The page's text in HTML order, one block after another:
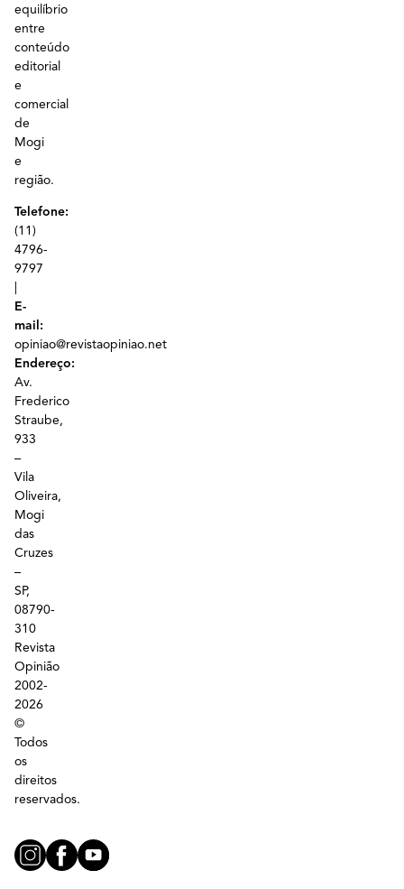
equilíbrio
entre
conteúdo
editorial
e
comercial
de
Mogi
e
região.
Telefone:
(11)
4796-
9797
E-
mail:
opiniao@revistaopiniao.net
Endereço:
Av.
Frederico
Straube,
933
–
Vila
Oliveira,
Mogi
das
Cruzes
–
SP,
08790-
310
Revista
Opinião
2002-
2026
©
Todos
os
direitos
reservados.